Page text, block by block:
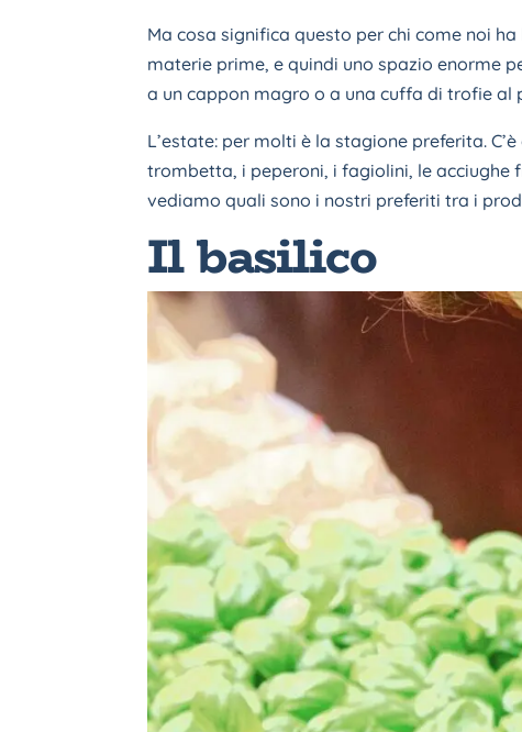
Ma cosa significa questo per chi come noi
materie prime, e quindi uno spazio enorme
a un cappon magro o a una cuffa di trofie al
L’estate: per molti è la stagione preferita.
trombetta, i peperoni, i fagiolini, le acciughe
vediamo quali sono i nostri preferiti tra i
Il basilico